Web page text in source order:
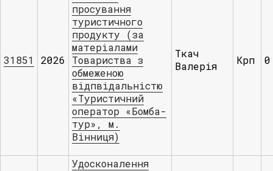
31851 2026
просування
туристичного
продукту (за
матеріалами
Товариства з
обмеженою
відпвідальністю
«Туристичний
оператор «Бомба-
тур», м.
Вінниця)
Ткач
Валерія
Крп 0
Удосконалення